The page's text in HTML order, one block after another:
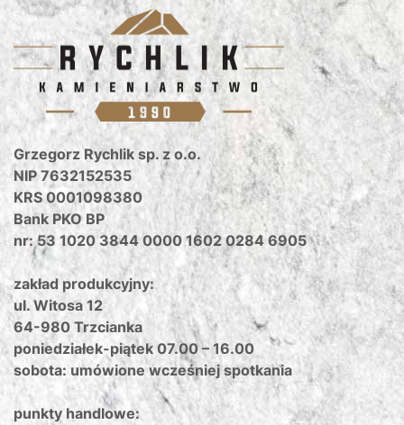
Grzegorz Rychlik sp. z o.o.
NIP 7632152535
KRS 0001098380
Bank PKO BP
nr: 53 1020 3844 0000 1602 0284 6905
zakład produkcyjny:
ul. Witosa 12
64-980 Trzcianka
poniedziałek-piątek 07.00 – 16.00
sobota: umówione wcześniej spotkania
punkty handlowe: